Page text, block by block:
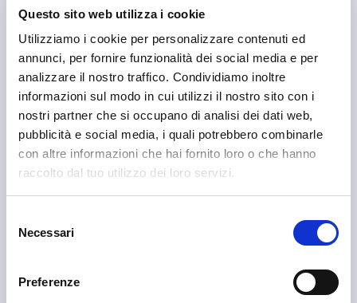
Questo sito web utilizza i cookie
Utilizziamo i cookie per personalizzare contenuti ed
annunci, per fornire funzionalità dei social media e per
analizzare il nostro traffico. Condividiamo inoltre
informazioni sul modo in cui utilizzi il nostro sito con i
nostri partner che si occupano di analisi dei dati web,
pubblicità e social media, i quali potrebbero combinarle
con altre informazioni che hai fornito loro o che hanno
raccolto dal tuo utilizzo dei loro servizi.
delNecessari
Preferenze
Consorzio Turistico Sondrio e Valmalenco